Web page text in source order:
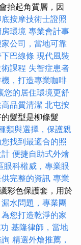
抬起角質層，因
底按摩技術士證照
環境 專業會計事
公司，當地可靠
巴線條 現代風裝
課程 失智症患者
，打造專業咖啡
您的居住環境更舒
品質清潔 北屯按
髮型是柳條髮
類與選擇，保護親
找到最適合的照
便捷自助式外燴
眼科權威，專業眼
完整的資訊 專業
彩色保護套，用於
漏水問題，專業團
您打造乾淨的家
基隆律師，當地
精選外燴推薦，